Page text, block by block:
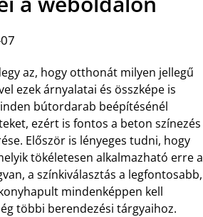
az, hogy otthonát milyen jellegű
ezek árnyalatai és összképe is
bútordarab beépítésénél
ezért is fontos a beton színezés
Először is lényeges tudni, hogy
tökéletesen alkalmazható erre a
a színkiválasztás a legfontosabb,
mindenképpen kell
többi berendezési tárgyaihoz.